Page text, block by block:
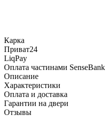
Карка
Приват24
LiqPay
Оплата частинами SenseBank
Описание
Характеристики
Оплата и доставка
Гарантии на двери
Отзывы